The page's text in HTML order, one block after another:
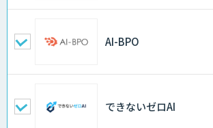
AI-BPO
できないゼロAI